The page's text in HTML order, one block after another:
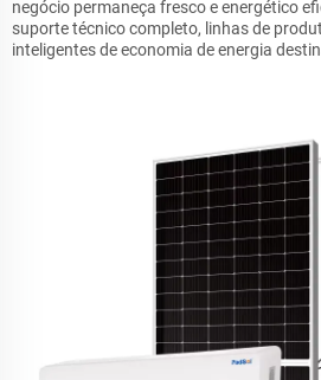
negócio permaneça fresco e energético
suporte técnico completo, linhas de
inteligentes de economia de energia